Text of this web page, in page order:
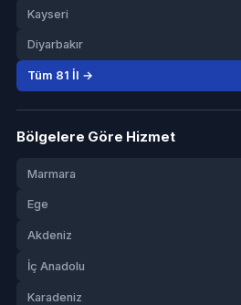
Kayseri
Diyarbakır
Tüm 81 İl →
Bölgelere Göre Hizmet
Marmara
Ege
Akdeniz
İç Anadolu
Karadeniz